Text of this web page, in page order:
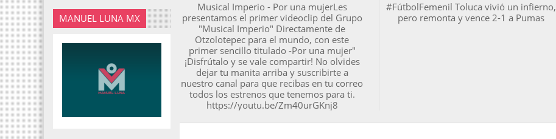
MANUEL LUNA MX
#FútbolFemenil Toluca vivió un infierno,
pero remonta y vence 2-1 a Pumas
Musical Imperio - Por una mujerLes
presentamos el primer videoclip del Grupo
"Musical Imperio" Directamente de
Otzolotepec para el mundo, con este
primer sencillo titulado -Por una mujer"
¡Disfrútalo y se vale compartir! No olvides
dejar tu manita arriba y suscribirte a
nuestro canal para que recibas en tu correo
todos los estrenos que tenemos para ti.
https://youtu.be/Zm40urGKnj8